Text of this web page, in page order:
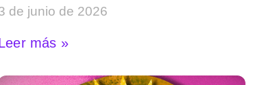
de junio de 2026
más »